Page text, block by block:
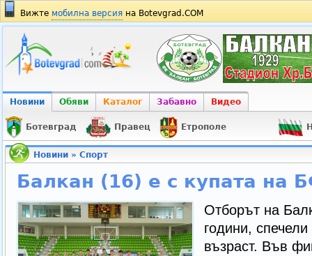
Вижте мобилна версия на Botevgrad.COM
Новини Обяви Каталог Забавно Видео
Ботевград Правец Етрополе
Новини» Спорт
Балкан (16) е с купата на
Отборът на
години,
възраст. Във